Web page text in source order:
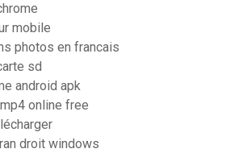
mobile
photos en francais
sd
android apk
online free
droit windows